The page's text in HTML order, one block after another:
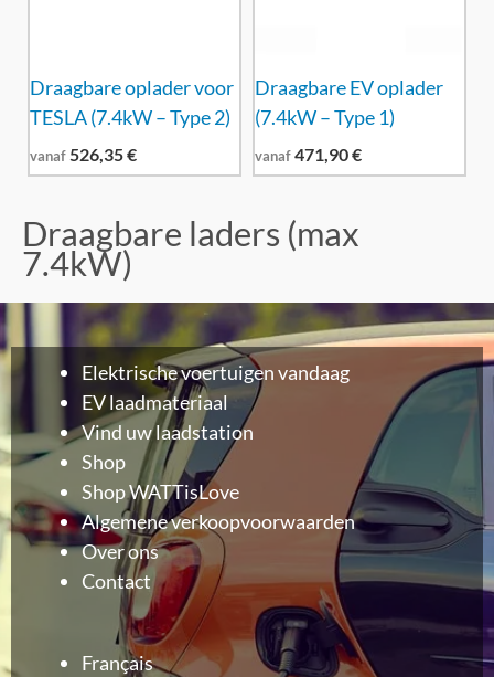
Draagbare oplader voor
TESLA (7.4kW – Type 2)
vanaf526,35€
Draagbare EV oplader
(7.4kW – Type 1)
vanaf471,90€
Draagbare laders (max
7.4kW)
Elektrische voertuigen vandaag
EV laadmateriaal
Vind uw laadstation
Shop
Shop WATTisLove
Algemene verkoopvoorwaarden
Over ons
Contact
Français